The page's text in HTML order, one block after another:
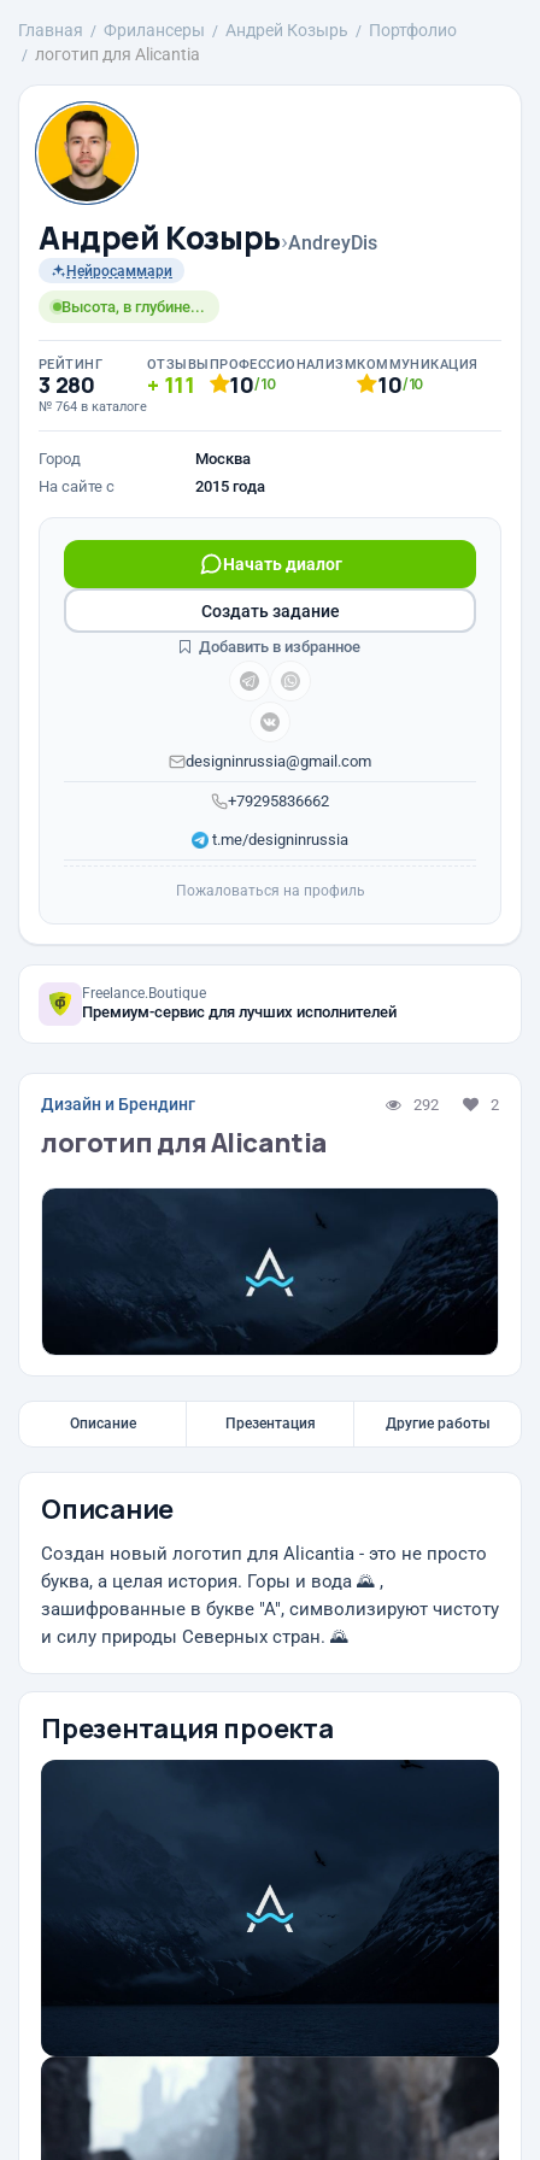
Главная Фрилансеры Андрей Козырь
Портфолио
логотип для Alicantia
Андрей Козырь›AndreyDis
Нейросаммари
Высота, в глубине...
РЕЙТИНГ
3 280
№ 764 в каталоге
ОТЗЫВЫ
111
ПРОФЕССИОНАЛИЗМ
10/10
КОММУНИКАЦИЯ
10/10
Город
Москва
На сайте с
2015 года
+79295836662
Начать диалог
designinrussia@gmail.com
t.me/designinrussia
Создать задание
Добавить в избранное
Пожаловаться на профиль
Freelance.Boutique
Премиум-сервис для лучших исполнителей
Дизайн и Брендинг 292 2
логотип для Alicantia
Описание Презентация Другие работы
Описание
Создан новый логотип для Alicantia - это не просто
буква, а целая история. Горы и вода 🌄 ,
зашифрованные в букве "А", символизируют чистоту
и силу природы Северных стран. 🌄
Презентация проекта